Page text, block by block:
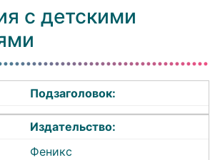
с детскими
Подзаголовок:
Издательство:
Феникс